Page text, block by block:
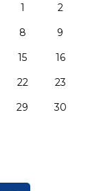
1
2
8
9
15
16
22
23
29
30